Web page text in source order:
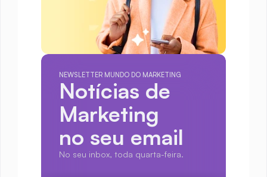
NEWSLETTER MUNDO DO MARKETING
Notícias de
Marketing
no seu email
No seu inbox, toda quarta-feira.